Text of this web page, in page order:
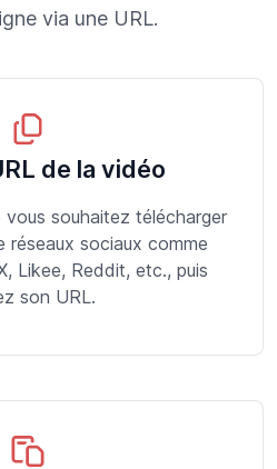
via une URL.
de la vidéo
souhaitez télécharger
réseaux sociaux comme
Likee, Reddit, etc., puis
son URL.